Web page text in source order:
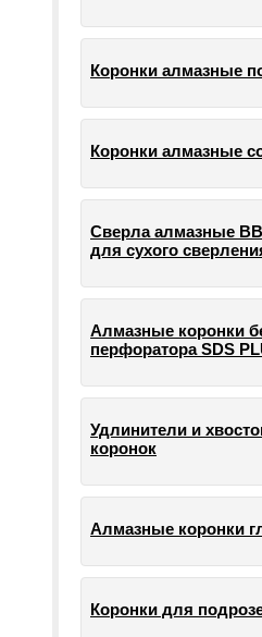
Коронки алмазные
Коронки алмазные
Сверла алмазные
для сухого
Алмазные коронки
перфоратора SDS
Удлинители и
коронок
Алмазные коронки
Коронки для